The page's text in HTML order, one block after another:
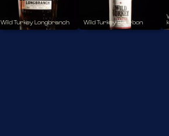
Wild Turkey Longbranch Wild Turkey Bourbon